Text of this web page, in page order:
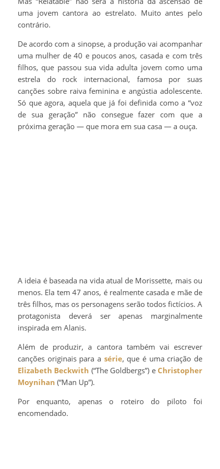
uma jovem cantora ao estrelato. Muito antes pelo
contrário.
De acordo com a sinopse, a produção vai acompanhar
uma mulher de 40 e poucos anos, casada e com três
filhos, que passou sua vida adulta jovem como uma
estrela do rock internacional, famosa por suas
canções sobre raiva feminina e angústia adolescente.
Só que agora, aquela que já foi definida como a “voz
de sua geração” não consegue fazer com que a
próxima geração — que mora em sua casa — a ouça.
A ideia é baseada na vida atual de Morissette, mais ou
menos. Ela tem 47 anos, é realmente casada e mãe de
três filhos, mas os personagens serão todos fictícios. A
protagonista deverá ser apenas marginalmente
inspirada em Alanis.
Além de produzir, a cantora também vai escrever
canções originais para a série, que é uma criação de
Elizabeth Beckwith (“The Goldbergs”) e Christopher
Moynihan (“Man Up”).
Por enquanto, apenas o roteiro do piloto foi
encomendado.